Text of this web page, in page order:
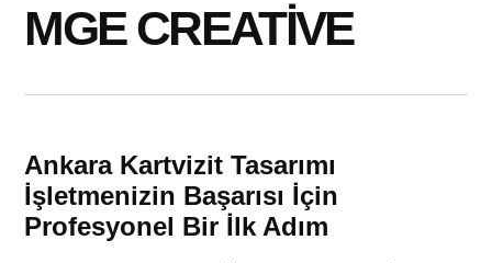
MGE CREATIVE
Ankara Kartvizit Tasarımı
İşletmenizin Başarısı İçin
Profesyonel Bir İlk Adım